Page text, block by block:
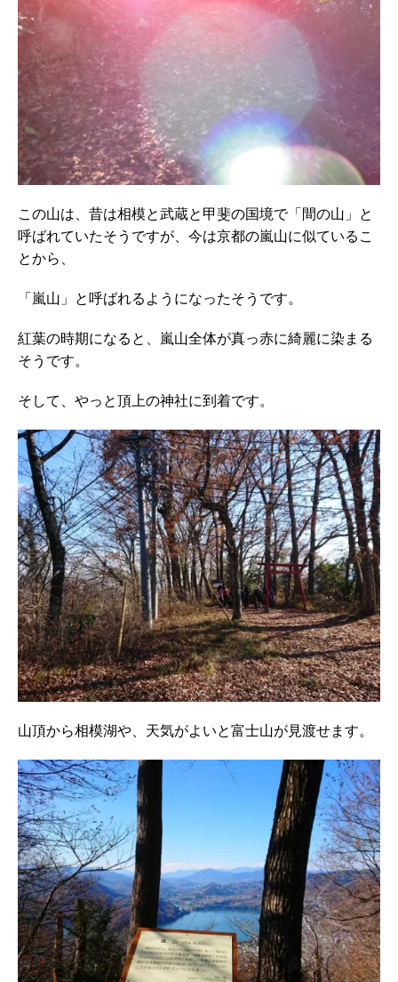
この山は、昔は相模と武蔵と甲斐の国境で「間の山」と
呼ばれていたそうですが、今は京都の嵐山に似ているこ
とから、
「嵐山」と呼ばれるようになったそうです。
紅葉の時期になると、嵐山全体が真っ赤に綺麗に染まる
そうです。
そして、やっと頂上の神社に到着です。
山頂から相模湖や、天気がよいと富士山が見渡せます。